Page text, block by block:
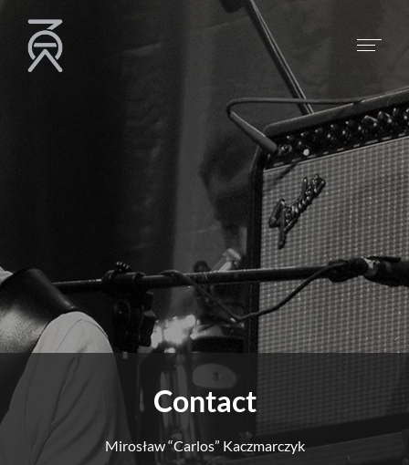
Contact
Mirosław “Carlos” Kaczmarczyk